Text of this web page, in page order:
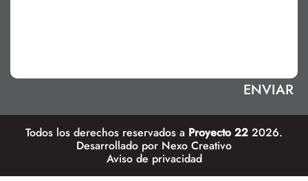
Todos los derechos reservados a Proyecto 22 2026.
Desarrollado por Nexo Creativo
Aviso de privacidad